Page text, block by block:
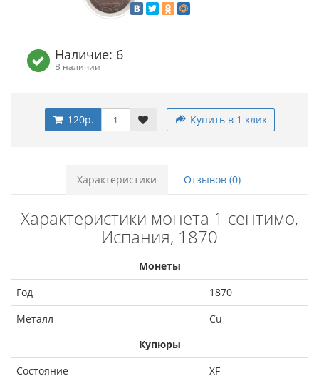
Наличие: 6
В наличии
120р. Купить в 1 клик
Характеристики Отзывов (0)
Характеристики монета 1 сентимо,
Испания, 1870
Монеты
Год
1870
Металл
Cu
Купюры
Состояние
XF